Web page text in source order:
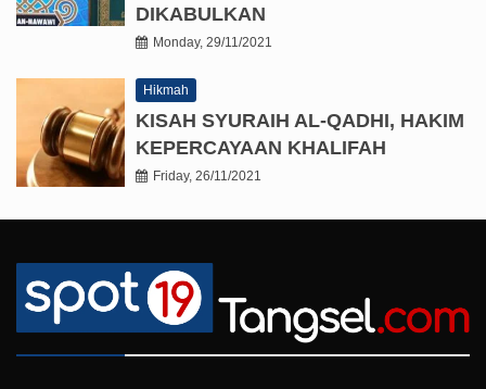
DIKABULKAN
Monday, 29/11/2021
Hikmah
KISAH SYURAIH AL-QADHI, HAKIM
KEPERCAYAAN KHALIFAH
Friday, 26/11/2021